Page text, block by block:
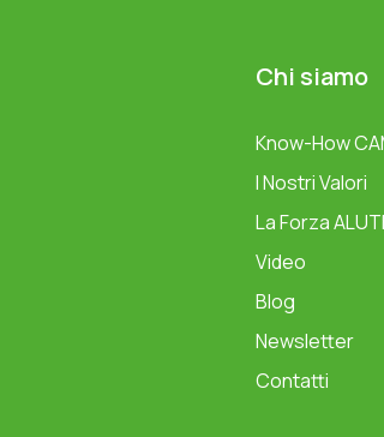
Chi siamo
Know-How
I Nostri Valori
La Forza
Video
Blog
Newsletter
Contatti